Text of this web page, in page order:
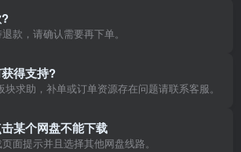
款，请确认需要再下单。
得支持?
求助，补单或订单资源存在问题请联系客服。
某个网盘不能下载
面提示并且选择其他网盘线路。